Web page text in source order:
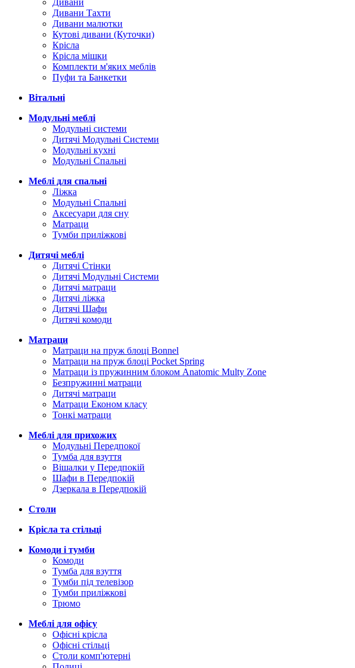
Дивани
Дивани Тахти
Дивани малютки
Кутові дивани (Куточки)
Крісла
Крісла мішки
Комплекти м'яких меблів
Пуфи та Банкетки
Вітальні
Модульні меблі
Модульні системи
Дитячі Модульні Системи
Модульні кухні
Модульні Спальні
Меблі для спальні
Ліжка
Модульні Спальні
Аксесуари для сну
Матраци
Тумби приліжкові
Дитячі меблі
Дитячі Стінки
Дитячі Модульні Системи
Дитячі матраци
Дитячі ліжка
Дитячі Шафи
Дитячі комоди
Матраци
Матраци на пруж блоці Bonnel
Матраци на пруж блоці Pocket Spring
Матраци із пружинним блоком Anatomic Multy Zone
Безпружинні матраци
Дитячі матраци
Матраци Економ класу
Тонкі матраци
Меблі для прихожих
Модульні Передпокої
Тумба для взуття
Вішалки у Передпокій
Шафи в Передпокій
Дзеркала в Передпокій
Столи
Крісла та стільці
Комоди і тумби
Комоди
Тумба для взуття
Тумби під телевізор
Тумби приліжкові
Трюмо
Меблі для офісу
Офісні крісла
Офісні стільці
Столи комп'ютерні